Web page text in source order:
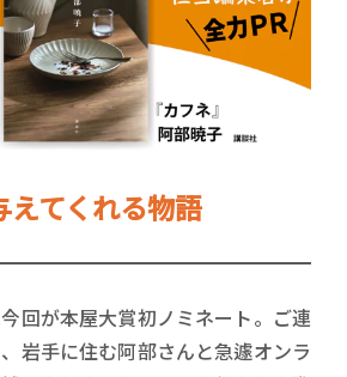
てくれる物語
回が本屋大賞初ノミネート。ご連
岩手に住む阿部さんと急遽オンラ